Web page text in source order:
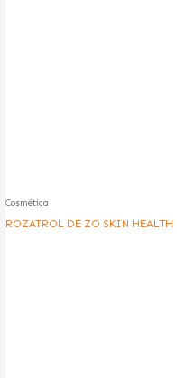
Cosmética
ROZATROL DE ZO SKIN HEALTH